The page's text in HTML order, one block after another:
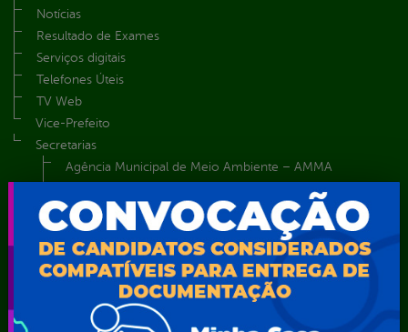
Notícias
Resultado de Exames
Serviços digitais
Telefones Úteis
TV Web
Vice-Prefeito
Secretarias
Agência Municipal de Meio Ambiente – AMMA
Autarquia Educacional de Serra Talhada – AESET
Comando da Guarda Municipal-CGM
Diretoria da Defesa Civil
FUNDAÇÃO CULTURAL DE SERRA TALHADA
Gabinete da Prefeita
Gabinete do Vice-Prefeito